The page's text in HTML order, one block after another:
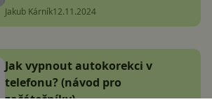
Jakub Kárník12.11.2024
Jak vypnout autokorekci v
telefonu? (návod pro
začátečníky)